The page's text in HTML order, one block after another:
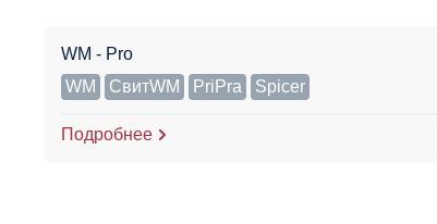
WM - Pro
WM
СвитWM PriPra Spicer
Подробнее